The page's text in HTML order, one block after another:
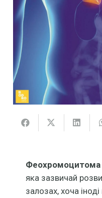
Феохромоцитома
яка зазвичай
залозах, хоча